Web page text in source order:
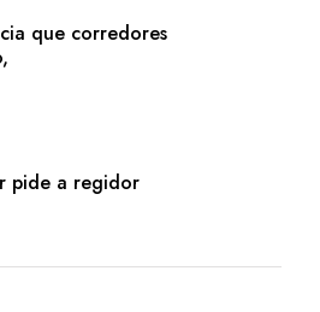
que corredores
pide a regidor